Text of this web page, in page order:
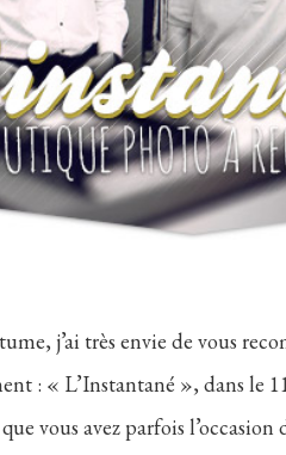
j’ai très envie de vous
: « L’Instantané », dans le
vous avez parfois